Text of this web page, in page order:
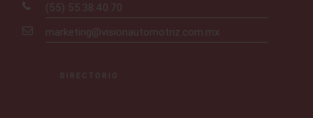
(55) 55.38.40.70
marketing@visionautomotriz.com.mx
DIRECTORIO